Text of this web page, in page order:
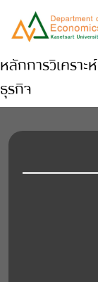
หลักการวิเคราะ
ธุรกิจ